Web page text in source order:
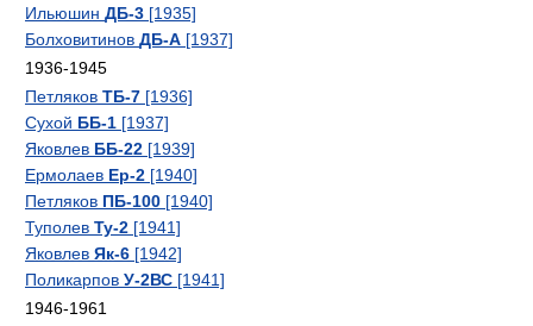
Ильюшин ДБ-3 [1935]
Болховитинов ДБ-А [1937]
1936-1945
Петляков ТБ-7 [1936]
Сухой ББ-1 [1937]
Яковлев ББ-22 [1939]
Ермолаев Ер-2 [1940]
Петляков ПБ-100 [1940]
Туполев Ту-2 [1941]
Яковлев Як-6 [1942]
Поликарпов У-2ВС [1941]
1946-1961